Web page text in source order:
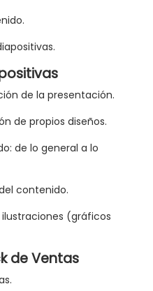
de la presentación.
de propios diseños.
de lo general a lo
contenido.
(gráficos
de Ventas